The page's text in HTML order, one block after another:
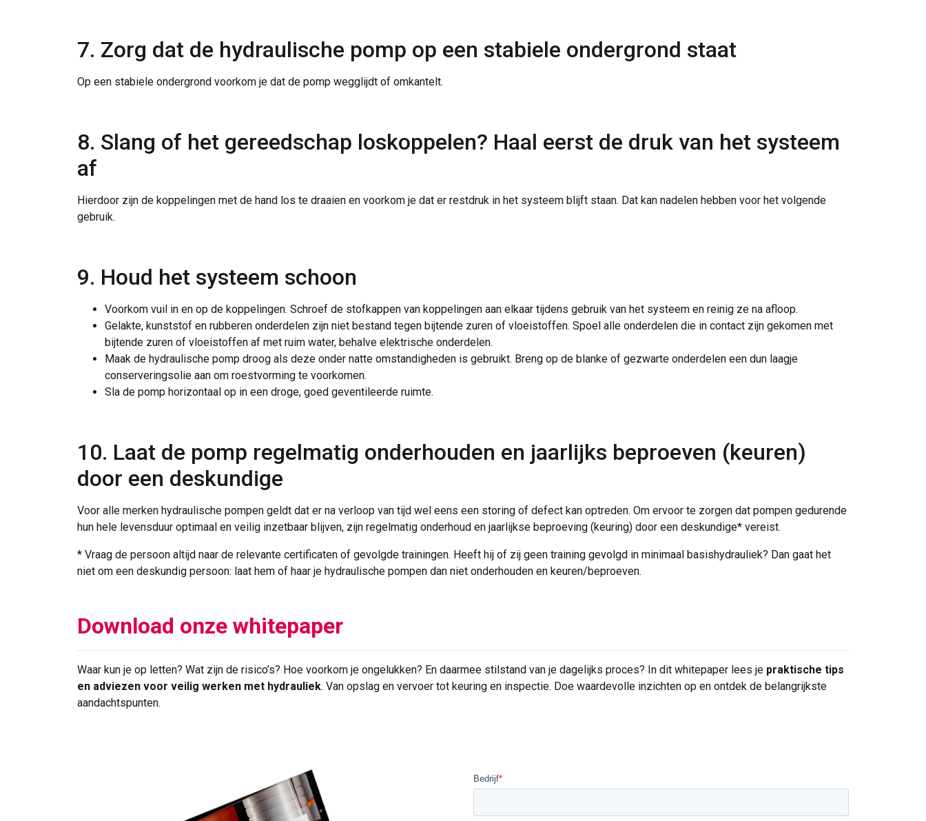
7. Zorg dat de hydraulische pomp op een stabiele ondergrond staat
Op een stabiele ondergrond voorkom je dat de pomp wegglijdt of omkantelt.
8. Slang of het gereedschap loskoppelen? Haal eerst de druk van het systeem
af
Hierdoor zijn de koppelingen met de hand los te draaien en voorkom je dat er restdruk in het systeem blijft staan. Dat kan nadelen hebben voor het volgende
gebruik.
9. Houd het systeem schoon
Voorkom vuil in en op de koppelingen. Schroef de stofkappen van koppelingen aan elkaar tijdens gebruik van het systeem en reinig ze na afloop.
Gelakte, kunststof en rubberen onderdelen zijn niet bestand tegen bijtende zuren of vloeistoffen. Spoel alle onderdelen die in contact zijn gekomen met
bijtende zuren of vloeistoffen af met ruim water, behalve elektrische onderdelen.
Maak de hydraulische pomp droog als deze onder natte omstandigheden is gebruikt. Breng op de blanke of gezwarte onderdelen een dun laagje
conserveringsolie aan om roestvorming te voorkomen.
Sla de pomp horizontaal op in een droge, goed geventileerde ruimte.
10. Laat de pomp regelmatig onderhouden en jaarlijks beproeven (keuren)
door een deskundige
Voor alle merken hydraulische pompen geldt dat er na verloop van tijd wel eens een storing of defect kan optreden. Om ervoor te zorgen dat pompen gedurende
hun hele levensduur optimaal en veilig inzetbaar blijven, zijn regelmatig onderhoud en jaarlijkse beproeving (keuring) door een deskundige* vereist.
* Vraag de persoon altijd naar de relevante certificaten of gevolgde trainingen. Heeft hij of zij geen training gevolgd in minimaal basishydrauliek? Dan gaat het
niet om een deskundig persoon: laat hem of haar je hydraulische pompen dan niet onderhouden en keuren/beproeven.
Download onze whitepaper
Waar kun je op letten? Wat zijn de risico’s? Hoe voorkom je ongelukken? En daarmee stilstand van je dagelijks proces? In dit whitepaper lees je praktische tips
en adviezen voor veilig werken met hydrauliek. Van opslag en vervoer tot keuring en inspectie. Doe waardevolle inzichten op en ontdek de belangrijkste
aandachtspunten.